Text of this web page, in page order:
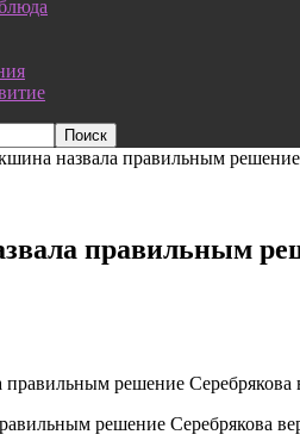
назвала правильным
правильным
решение Серебрякова